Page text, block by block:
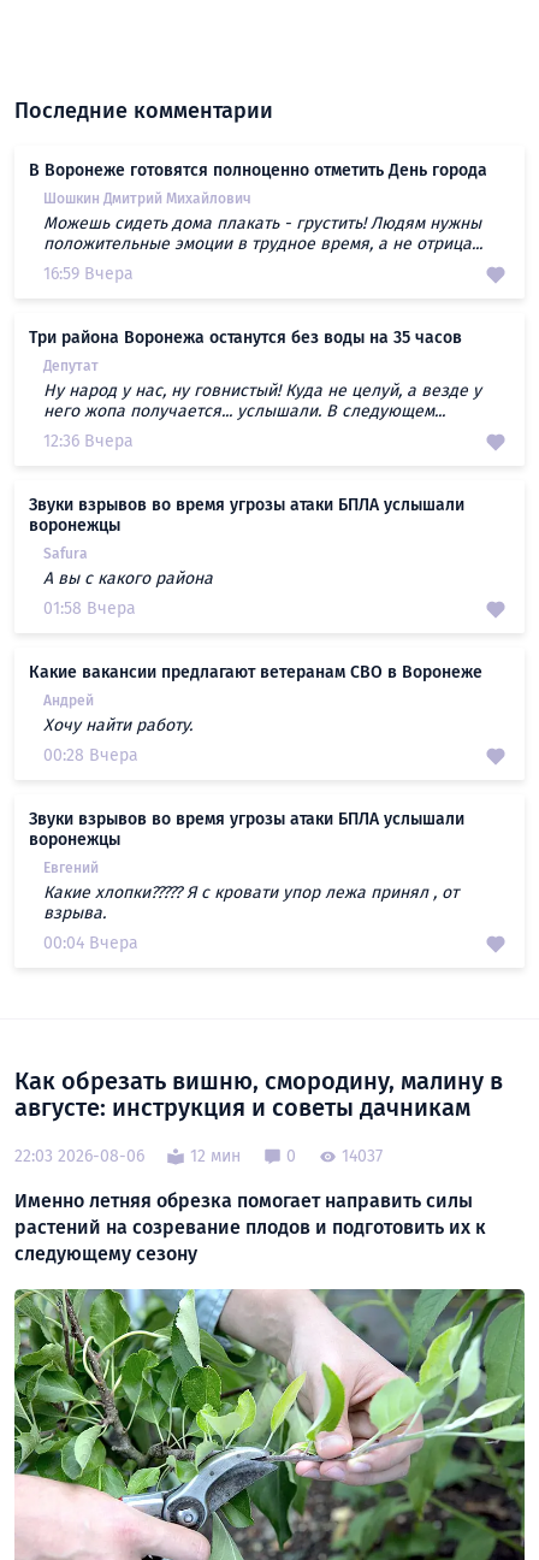
Последние комментарии
В Воронеже готовятся полноценно отметить День города
Шошкин Дмитрий Михайлович
Можешь сидеть дома плакать - грустить! Людям нужны
положительные эмоции в трудное время, а не отрица...
16:59 Вчера
Три района Воронежа останутся без воды на 35 часов
Депутат
Ну народ у нас, ну говнистый! Куда не целуй, а везде у
него жопа получается... услышали. В следующем...
12:36 Вчера
Звуки взрывов во время угрозы атаки БПЛА услышали
воронежцы
Safura
А вы с какого района
01:58 Вчера
Какие вакансии предлагают ветеранам СВО в Воронеже
Андрей
Хочу найти работу.
00:28 Вчера
Звуки взрывов во время угрозы атаки БПЛА услышали
воронежцы
Евгений
Какие хлопки????? Я с кровати упор лежа принял , от
взрыва.
00:04 Вчера
Как обрезать вишню, смородину, малину в
августе: инструкция и советы дачникам
22:03 2026-08-06 12 мин 0 14037
Именно летняя обрезка помогает направить силы
растений на созревание плодов и подготовить их к
следующему сезону